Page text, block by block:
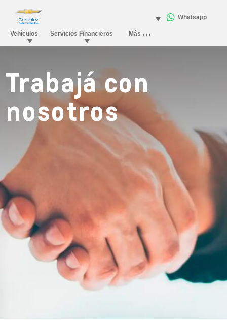
Trabajá con
nosotros